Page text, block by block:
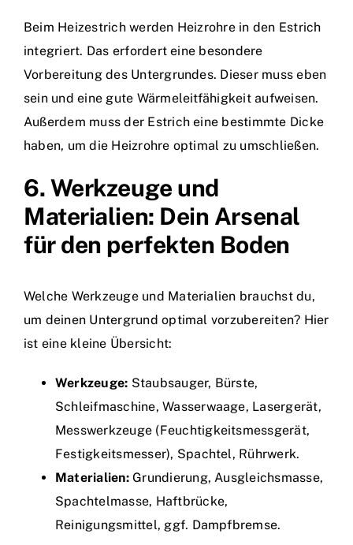
Beim Heizestrich werden Heizrohre in den Estrich
integriert. Das erfordert eine besondere
Vorbereitung des Untergrundes. Dieser muss eben
sein und eine gute Wärmeleitfähigkeit aufweisen.
Außerdem muss der Estrich eine bestimmte Dicke
haben, um die Heizrohre optimal zu umschließen.
6. Werkzeuge und
Materialien: Dein Arsenal
für den perfekten Boden
Welche Werkzeuge und Materialien brauchst du,
um deinen Untergrund optimal vorzubereiten? Hier
ist eine kleine Übersicht:
Werkzeuge: Staubsauger, Bürste,
Schleifmaschine, Wasserwaage, Lasergerät,
Messwerkzeuge (Feuchtigkeitsmessgerät,
Festigkeitsmesser), Spachtel, Rührwerk.
Materialien:Grundierung, Ausgleichsmasse,
Spachtelmasse, Haftbrücke,
Reinigungsmittel, ggf. Dampfbremse.